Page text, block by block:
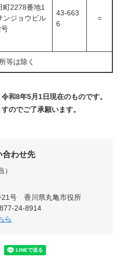
町2278番地1
ジョウビル
43-663
6
○
等は除く
和8年5月1日現在のものです。
のでご了承願います。
合わせ先
21号 香川県丸亀市役所
24-8914
ら